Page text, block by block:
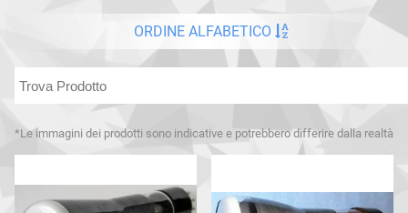
ORDINE ALFABETICO
*Le immagini dei prodotti sono indicative e potrebbero differire dalla realtà